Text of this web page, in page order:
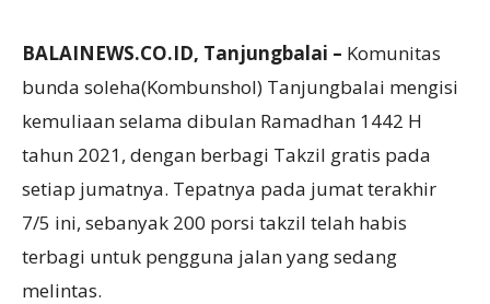
BALAINEWS.CO.ID, Tanjungbalai – Komunitas
bunda soleha(Kombunshol) Tanjungbalai mengisi
kemuliaan selama dibulan Ramadhan 1442 H
tahun 2021, dengan berbagi Takzil gratis pada
setiap jumatnya. Tepatnya pada jumat terakhir
7/5 ini, sebanyak 200 porsi takzil telah habis
terbagi untuk pengguna jalan yang sedang
melintas.